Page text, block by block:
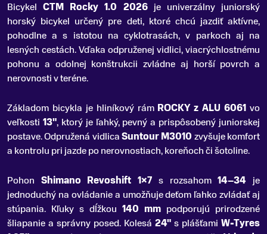
BicykelCTM Rocky 1.0 2026je univerzálny juniorský
horský bicykel určený pre deti, ktoré chcú jazdiť aktívne,
pohodlne a s istotou na cyklotrasách, v parkoch aj na
lesných cestách. Vďaka odpruženej vidlici, viacrýchlostnému
pohonu a odolnej konštrukcii zvládne aj horší povrch a
nerovnosti v teréne.
Základom bicykla je hliníkový rám ROCKY z ALU 6061 vo
veľkosti 13", ktorý je ľahký, pevný a prispôsobený juniorskej
postave. Odpružená vidlicaSuntour M3010 zvyšuje komfort
a kontrolu pri jazde po nerovnostiach, koreňoch či šotoline.
Pohon Shimano Revoshift 1×7 s rozsahom14–34 je
jednoduchý na ovládanie a umožňuje deťom ľahko zvládať aj
stúpania. Kľuky s dĺžkou 140 mm podporujú prirodzené
šliapanie a správny posed. Kolesá 24" s plášťami W-Tyres